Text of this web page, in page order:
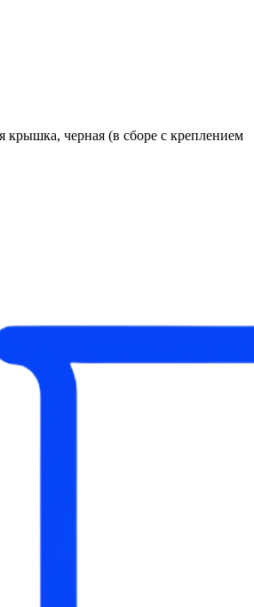
крышка, черная (в сборе с креплением